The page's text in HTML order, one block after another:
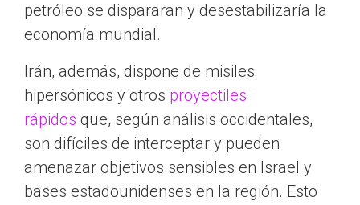
petróleo se dispararan y desestabilizaría la
economía mundial.
Irán, además, dispone de misiles
hipersónicos y otros proyectiles
rápidos que, según análisis occidentales,
son difíciles de interceptar y pueden
amenazar objetivos sensibles en Israel y
bases estadounidenses en la región. Esto